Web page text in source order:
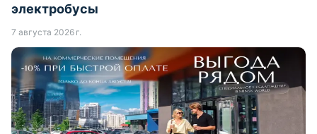
электробусы
7 августа 2026 г.